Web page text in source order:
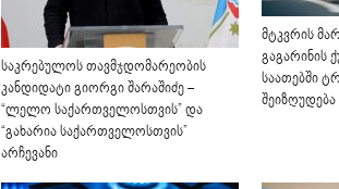
საკრებულოს თავმჯდომარეობის
კანდიდატი გიორგი შარაშიძე –
“ლელო საქართველოსთვის” და
“გახარია საქართველოსთვის”
არჩევანი
მტკვრის
გაგარინის
საათებში
შეიზღუდება